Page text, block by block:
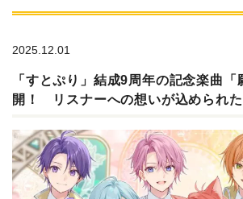
2025.12.01
「すとぷり」結成9周年の記念楽曲
開！ リスナーへの想いが込められ